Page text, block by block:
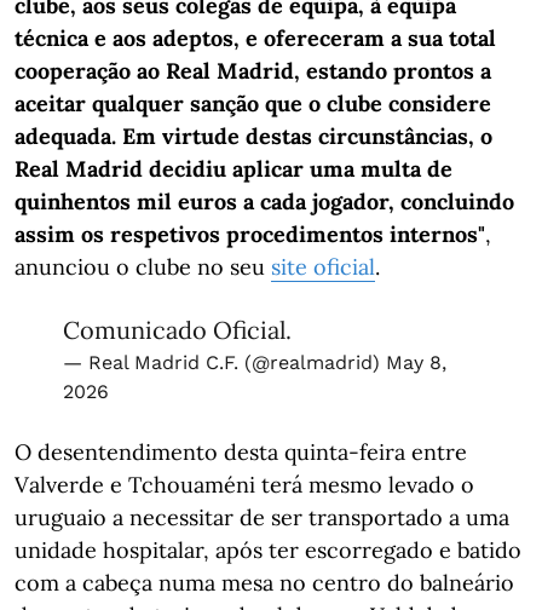
técnica e aos adeptos, e ofereceram a sua total
cooperação ao Real Madrid, estando prontos a
aceitar qualquer sanção que o clube considere
adequada. Em virtude destas circunstâncias, o
Real Madrid decidiu aplicar uma multa de
quinhentos mil euros a cada jogador, concluindo
assim os respetivos procedimentos internos",
anunciou o clube no seu site oficial.
Comunicado Oficial.
— Real Madrid C.F. (@realmadrid) May 8,
2026
O desentendimento desta quinta-feira entre
Valverde e Tchouaméni terá mesmo levado o
uruguaio a necessitar de ser transportado a uma
unidade hospitalar, após ter escorregado e batido
com a cabeça numa mesa no centro do balneário